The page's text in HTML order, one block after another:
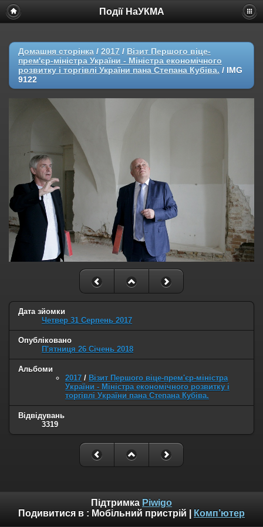
Події НаУКМА
Домашня сторінка / 2017 / Візит Першого віце-
прем'єр-міністра України - Міністра економічного
розвитку і торгівлі України пана Степана Кубіва. / IMG
9122
Дата зйомки
Четвер 31 Серпень 2017
Опубліковано
П'ятниця 26 Січень 2018
Альбоми
2017 / Візит Першого віце-прем'єр-міністра
України - Міністра економічного розвитку і
торгівлі України пана Степана Кубіва.
Відвідувань
3319
Підтримка Piwigo
Подивитися в : Мобільний пристрій Комп’ютер